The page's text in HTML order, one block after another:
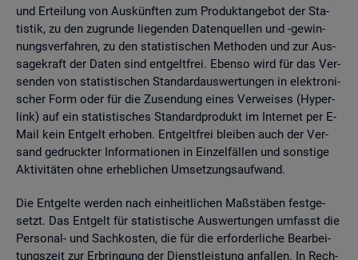
und Er­tei­lung von Aus­künf­ten zum Pro­dukt­an­ge­bot der Sta­
tis­tik, zu den zu­grun­de lie­gen­den Da­ten­quel­len und -ge­win­
nungs­ver­fah­ren, zu den sta­tis­ti­schen Me­tho­den und zur Aus­
sa­ge­kraft der Daten sind ent­gelt­frei. Eben­so wird für das Ver­
sen­den von sta­tis­ti­schen Stan­dard­aus­wer­tun­gen in elek­tro­ni­
scher Form oder für die Zu­sen­dung eines Ver­wei­ses (Hy­per­
link) auf ein sta­tis­ti­sches Stan­dard­pro­dukt im In­ter­net per E-
Mail kein Ent­gelt er­ho­ben. Ent­gelt­frei blei­ben auch der Ver­
sand ge­druck­ter In­for­ma­tio­nen in Ein­zel­fäl­len und sons­ti­ge
Ak­ti­vi­tä­ten ohne er­heb­li­chen Um­set­zungs­auf­wand.
Die Ent­gel­te wer­den nach ein­heit­li­chen Maß­stä­ben fest­ge­
setzt. Das Ent­gelt für sta­tis­ti­sche Aus­wer­tun­gen um­fasst die
Per­so­nal- und Sach­kos­ten, die für die er­for­der­li­che Be­ar­bei­
tungs­zeit zur Er­brin­gung der Dienst­leis­tung an­fal­len. In Rech­